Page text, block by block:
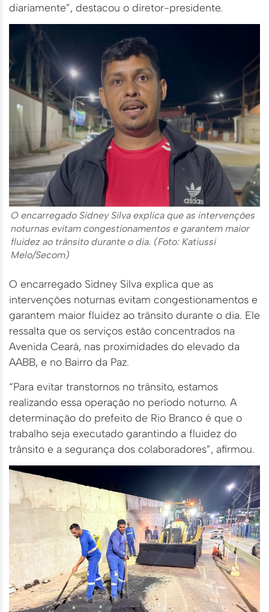
diariamente”, destacou o diretor-presidente.
O encarregado Sidney Silva explica que as intervenções
noturnas evitam congestionamentos e garantem maior
fluidez ao trânsito durante o dia. (Foto: Katiussi
Melo/Secom)
O encarregado Sidney Silva explica que as
intervenções noturnas evitam congestionamentos e
garantem maior fluidez ao trânsito durante o dia. Ele
ressalta que os serviços estão concentrados na
Avenida Ceará, nas proximidades do elevado da
AABB, e no Bairro da Paz.
“Para evitar transtornos no trânsito, estamos
realizando essa operação no período noturno. A
determinação do prefeito de Rio Branco é que o
trabalho seja executado garantindo a fluidez do
trânsito e a segurança dos colaboradores”, afirmou.